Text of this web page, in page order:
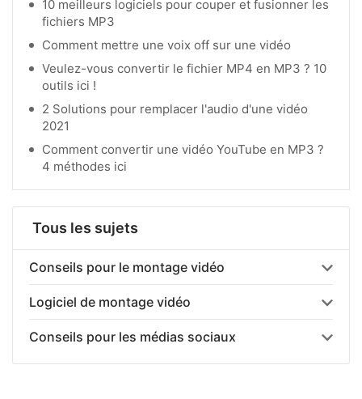
10 meilleurs logiciels pour couper et fusionner les
fichiers MP3
Comment mettre une voix off sur une vidéo
Veulez-vous convertir le fichier MP4 en MP3 ? 10
outils ici !
2 Solutions pour remplacer l'audio d'une vidéo
2021
Comment convertir une vidéo YouTube en MP3 ?
4 méthodes ici
Tous les sujets
Conseils pour le montage vidéo
Logiciel de montage vidéo
Conseils pour les médias sociaux